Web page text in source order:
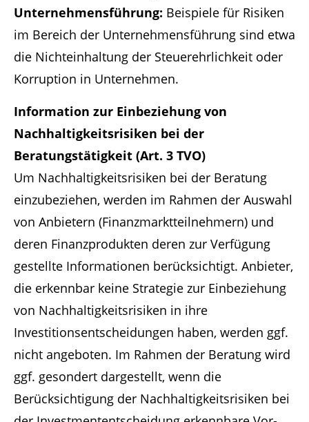
Unternehmensführung: Beispiele für Risiken
im Bereich der Unternehmensführung sind etwa
die Nichteinhaltung der Steuerehrlichkeit oder
Korruption in Unternehmen.
Information zur Einbeziehung von
Nachhaltigkeitsrisiken bei der
Beratungstätigkeit (Art. 3 TVO)
Um Nachhaltigkeitsrisiken bei der Beratung
einzubeziehen, werden im Rahmen der Auswahl
von Anbietern (Finanzmarktteilnehmern) und
deren Finanzprodukten deren zur Verfügung
gestellte Informationen berücksichtigt. Anbieter,
die erkennbar keine Strategie zur Einbeziehung
von Nachhaltigkeitsrisiken in ihre
Investitionsentscheidungen haben, werden ggf.
nicht angeboten. Im Rahmen der Beratung wird
ggf. gesondert dargestellt, wenn die
Berücksichtigung der Nachhaltigkeitsrisiken bei